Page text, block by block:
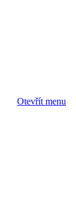
Otevřít menu